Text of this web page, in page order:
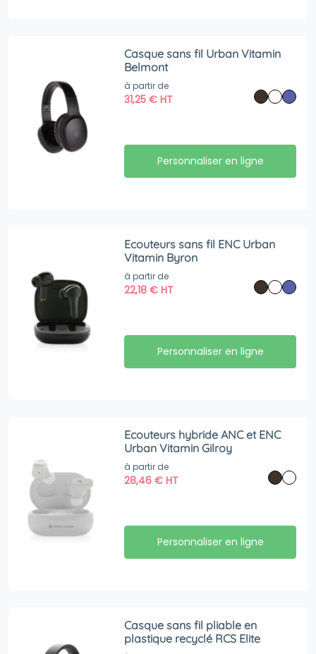
Casque sans fil Urban Vitamin
Belmont
à partir de
31,25€ HT
Personnaliser en ligne
Ecouteurs sans fil ENC Urban
Vitamin Byron
à partir de
22,18€ HT
Personnaliser en ligne
Ecouteurs hybride ANC et ENC
Urban Vitamin Gilroy
à partir de
28,46€ HT
Personnaliser en ligne
Casque sans fil pliable en
plastique recyclé RCS Elite